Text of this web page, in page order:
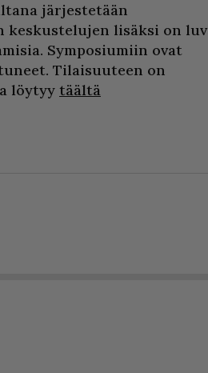
järjestetään
keskustelujen lisäksi on
Symposiumiin ovat
Tilaisuuteen on
löytyy täältä